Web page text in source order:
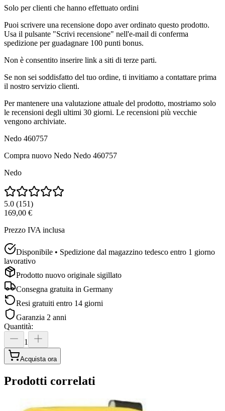
Solo per clienti che hanno effettuato ordini
Puoi scrivere una recensione dopo aver ordinato questo prodotto.
Usa il pulsante "Scrivi recensione" nell'e-mail di conferma
spedizione per guadagnare 100 punti bonus.
Non è consentito inserire link a siti di terze parti.
Se non sei soddisfatto del tuo ordine, ti invitiamo a contattare prima
il nostro servizio clienti.
Per mantenere una valutazione attuale del prodotto, mostriamo solo
le recensioni degli ultimi 30 giorni. Le recensioni più vecchie
vengono archiviate.
Nedo 460757
Compra nuovo Nedo Nedo 460757
Nedo
5.0 (151)
169,00 €
Prezzo IVA inclusa
Disponibile • Spedizione dal magazzino tedesco entro 1 giorno
lavorativo
Prodotto nuovo originale sigillato
Consegna gratuita in Germany
Resi gratuiti entro 14 giorni
Garanzia 2 anni
Quantità:
1
Acquista ora
Prodotti correlati